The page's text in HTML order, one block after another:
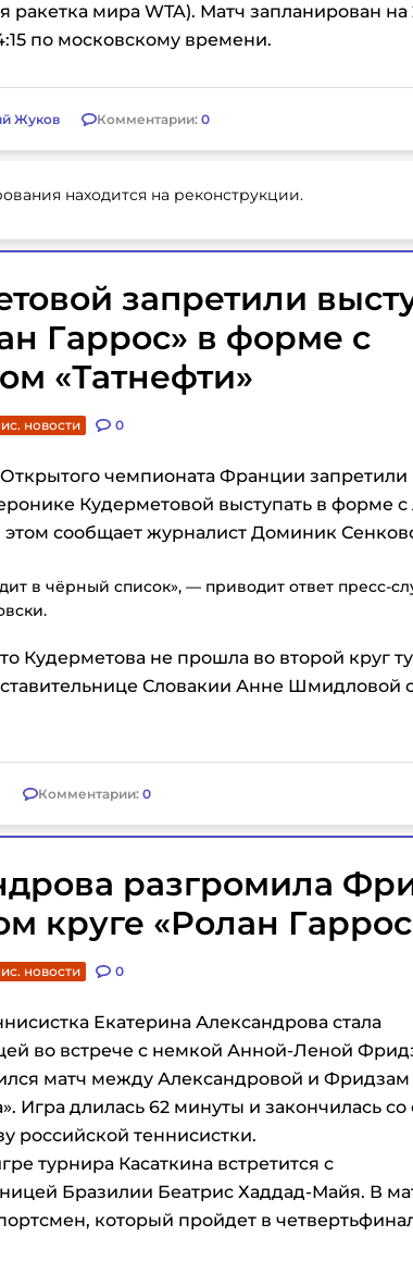
ракетка мира WTA). Матч запланирован
по московскому времени.
Жуков Комментарии: 0
находится на реконструкции.
запретили
Гаррос» в форме с
«Татнефти»
новости 0
чемпионата Франции запретили
Кудерметовой выступать в форме с
этом сообщает журналист Доминик
в чёрный список», — приводит ответ пресс-
Кудерметова не прошла во второй круг
Словакии Анне Шмидловой
Комментарии: 0
разгромила
круге «Ролан
новости 0
Екатерина Александрова стала
во встрече с немкой Анной-Леной
матч между Александровой и Фридзам
Игра длилась 62 минуты и закончилась со
российской теннисистки.
турнира Касаткина встретится с
Бразилии Беатрис Хаддад-Майя. В
который пройдет в